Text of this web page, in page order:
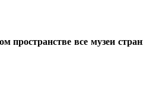
все музеи